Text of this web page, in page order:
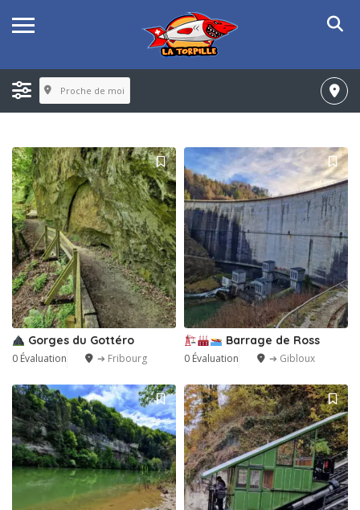
Proche de moi
Gorges du Gottéro
0 Évaluation ➔ Fribourg
Barrage de Ross
0 Évaluation ➔ Gibloux